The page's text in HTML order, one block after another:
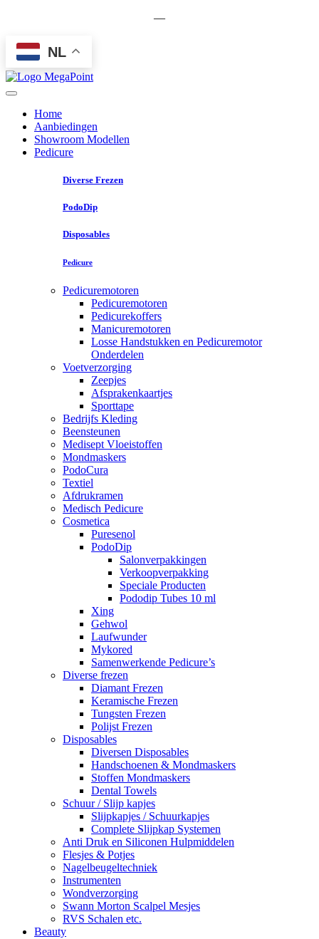
—
NL
Home
Aanbiedingen
Showroom Modellen
Pedicure
Diverse Frezen
PodoDip
Disposables
Pedicure
Pedicuremotoren
Pedicuremotoren
Pedicurekoffers
Manicuremotoren
Losse Handstukken en Pedicuremotor
Onderdelen
Voetverzorging
Zeepjes
Afsprakenkaartjes
Sporttape
Bedrijfs Kleding
Beensteunen
Medisept Vloeistoffen
Mondmaskers
PodoCura
Textiel
Afdrukramen
Medisch Pedicure
Cosmetica
Puresenol
PodoDip
Salonverpakkingen
Verkoopverpakking
Speciale Producten
Pododip Tubes 10 ml
Xing
Gehwol
Laufwunder
Mykored
Samenwerkende Pedicure’s
Diverse frezen
Diamant Frezen
Keramische Frezen
Tungsten Frezen
Polijst Frezen
Disposables
Diversen Disposables
Handschoenen & Mondmaskers
Stoffen Mondmaskers
Dental Towels
Schuur / Slijp kapjes
Slijpkapjes / Schuurkapjes
Complete Slijpkap Systemen
Anti Druk en Siliconen Hulpmiddelen
Flesjes & Potjes
Nagelbeugeltechniek
Instrumenten
Wondverzorging
Swann Morton Scalpel Mesjes
RVS Schalen etc.
Beauty